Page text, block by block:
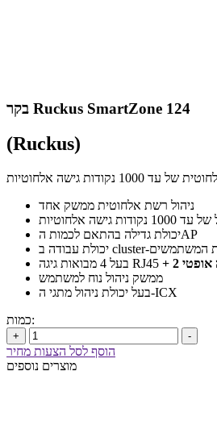
בקר Ruckus SmartZone 124
(Ruckus)
ניהול רשת אלחוטית ממשק אחד
יכולת גדילה בהתאם לכמות הAP
בעל 4 מבואות גיגה RJ45
ממשק ניהול נוח למשתמש
בעל יכולת ניהול מתגי ה-ICX
כמות:
+ -
הוסף לסל הצעות מחיר
מוצרים נוספים